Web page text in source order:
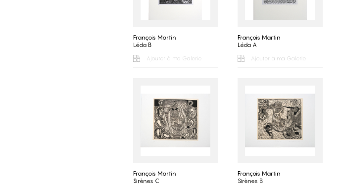
François Martin
Léda B
Ajouter à ma Galerie
François Martin
Léda A
Ajouter à ma Galerie
François Martin
Sirènes C
François Martin
Sirènes B